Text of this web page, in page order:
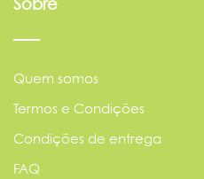
Sobre
Quem somos
Termos e Condições
Condições de entrega
FAQ